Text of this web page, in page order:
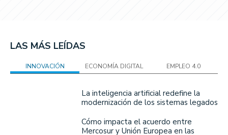
LAS MÁS LEÍDAS
INNOVACIÓN ECONOMÍA DIGITAL EMPLEO 4.0
La inteligencia artificial redefine la
modernización de los sistemas legados
Cómo impacta el acuerdo entre
Mercosur y Unión Europea en las